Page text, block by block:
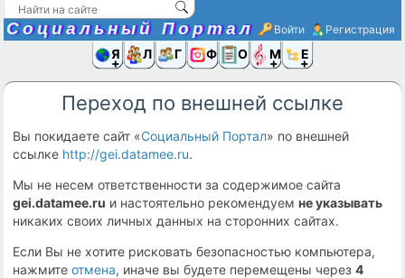
Социальный Портал Войти Регистрация
Я иЛюди
Группы
Фото Ещё
Переход по внешней ссылке
Вы покидаете сайт «Социальный Портал» по внешней
ссылке http://gei.datamee.ru.
Мы не несем ответственности за содержимое сайта
gei.datamee.ru и настоятельно рекомендуемне указывать
никаких своих личных данных на сторонних сайтах.
Если Вы не хотите рисковать безопасностью компьютера,
нажмитеотмена, иначе вы будете перемещены через4